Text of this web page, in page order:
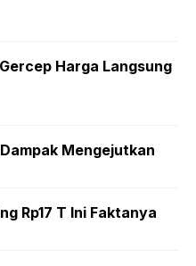
Harga Langsung
Mengejutkan
Rp17 T Ini Faktanya